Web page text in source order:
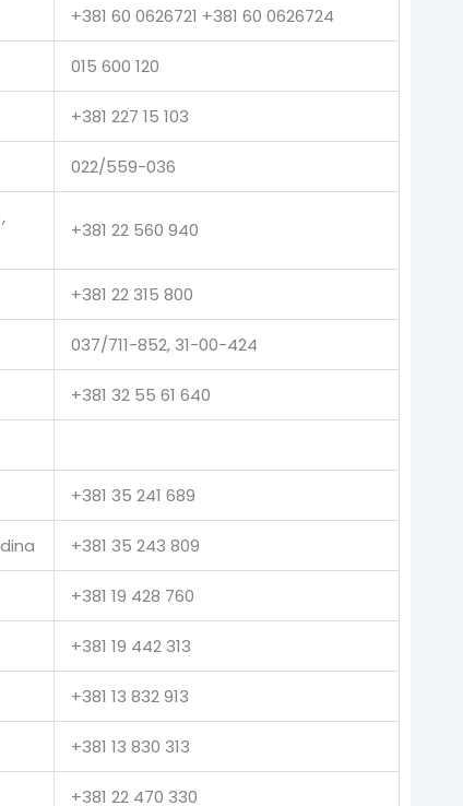
+381 60 0626721 +381 60 0626724
015 600 120
+381 227 15 103
022/559-036
+381 22 560 940
+381 22 315 800
037/711-852, 31-00-424
+381 32 55 61 640
+381 35 241 689
+381 35 243 809
+381 19 428 760
+381 19 442 313
+381 13 832 913
+381 13 830 313
+381 22 470 330